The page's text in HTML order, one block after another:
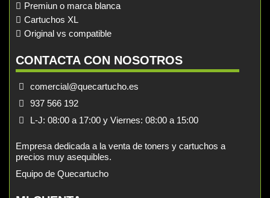
Premiun o marca blanca
Cartuchos XL
Original vs compatible
CONTACTA CON NOSOTROS
comercial@quecartucho.es
937 566 192
L-J: 08:00 a 17:00 y Viernes: 08:00 a 15:00
Empresa dedicada a la venta de toners y cartuchos a
precios muy asequibles.
Equipo de Quecartucho